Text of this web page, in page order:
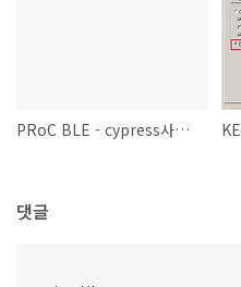
PRoC BLE - cypress사의 블루투스 LE 칩.
댓글